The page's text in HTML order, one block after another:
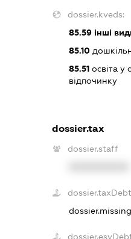
dossier.kveds:
85.59 інші
85.10
85.51 освіта у
відпочинку
dossier.tax
dossier.staff
dossier.taxDebt